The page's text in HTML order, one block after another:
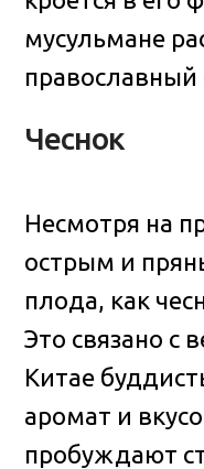
мусульмане
православный
Чеснок
Несмотря на
острым и
плода, как
Это связано с
Китае
аромат и
пробуждают